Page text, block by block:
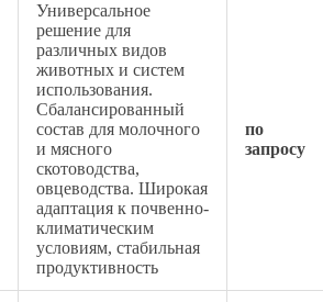
Универсальное
решение для
различных видов
животных и систем
использования.
Сбалансированный
состав для молочного
и мясного
скотоводства,
овцеводства. Широкая
адаптация к почвенно-
климатическим
условиям, стабильная
продуктивность
по
запросу